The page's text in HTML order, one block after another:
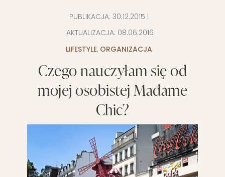
PUBLIKACJA: 30.12.2015
AKTUALIZACJA: 08.06.2016
LIFESTYLE, ORGANIZACJA
Czego nauczyłam się od
mojej osobistej Madame
Chic?